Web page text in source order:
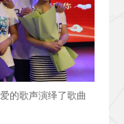
的歌声演绎了歌曲